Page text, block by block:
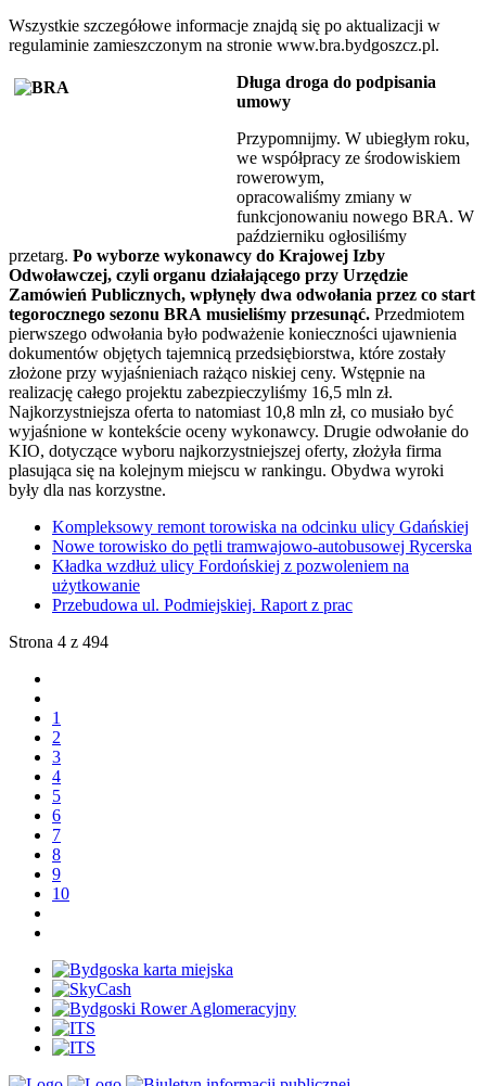
Wszystkie szczegółowe informacje znajdą się po aktualizacji w
regulaminie zamieszczonym na stronie www.bra.bydgoszcz.pl.
Długa droga do podpisania
umowy
Przypomnijmy. W ubiegłym roku,
we współpracy ze środowiskiem
rowerowym,
opracowaliśmy zmiany w
funkcjonowaniu nowego BRA. W
październiku ogłosiliśmy
przetarg. Po wyborze wykonawcy do Krajowej Izby
Odwoławczej, czyli organu działającego przy Urzędzie
Zamówień Publicznych, wpłynęły dwa odwołania przez co start
tegorocznego sezonu BRA musieliśmy przesunąć. Przedmiotem
pierwszego odwołania było podważenie konieczności ujawnienia
dokumentów objętych tajemnicą przedsiębiorstwa, które zostały
złożone przy wyjaśnieniach rażąco niskiej ceny. Wstępnie na
realizację całego projektu zabezpieczyliśmy 16,5 mln zł.
Najkorzystniejsza oferta to natomiast 10,8 mln zł, co musiało być
wyjaśnione w kontekście oceny wykonawcy. Drugie odwołanie do
KIO, dotyczące wyboru najkorzystniejszej oferty, złożyła firma
plasująca się na kolejnym miejscu w rankingu. Obydwa wyroki
były dla nas korzystne.
Kompleksowy remont torowiska na odcinku ulicy Gdańskiej
Nowe torowisko do pętli tramwajowo-autobusowej Rycerska
Kładka wzdłuż ulicy Fordońskiej z pozwoleniem na
użytkowanie
Przebudowa ul. Podmiejskiej. Raport z prac
Strona 4 z 494
1
2
3
4
5
6
7
8
9
10